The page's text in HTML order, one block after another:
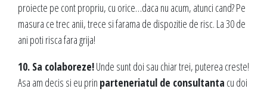
proiecte pe cont propriu, cu orice…daca nu acum, atunci cand? Pe
masura ce trec anii, trece si farama de dispozitie de risc. La 30 de
ani poti risca fara grija!
10. Sa colaboreze!Unde sunt doi sau chiar trei, puterea creste!
Asa am decis si eu prin parteneriatul de consultanta cu doi